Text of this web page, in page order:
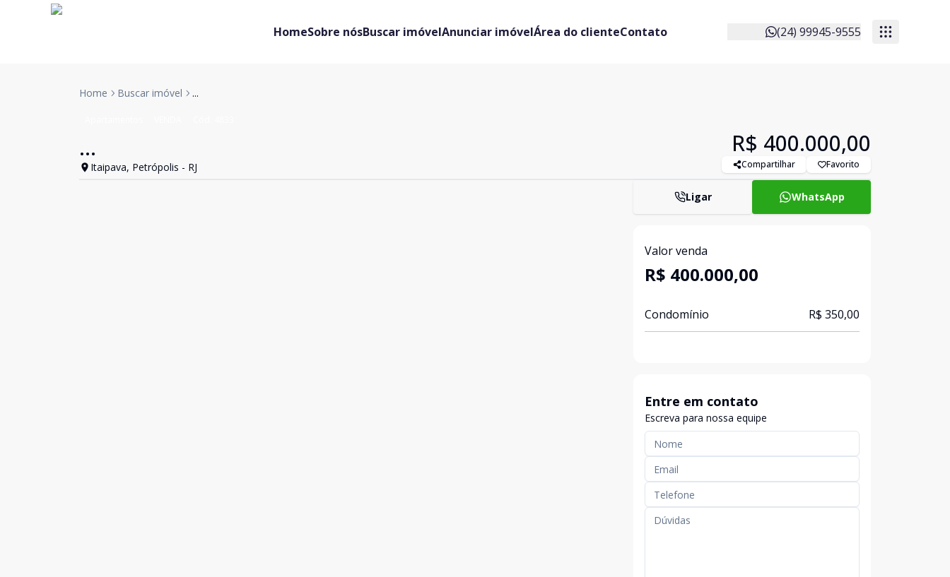
HomeSobre nósBuscar imóvelAnunciar imóvelÁrea do clienteContato (24) 99945-9555
Home Buscar imóvel ...
...
Itaipava, Petrópolis - RJ
R$ 400.000,00
Compartilhar Favorito
Ligar WhatsApp
Valor venda
R$ 400.000,00
Condomínio R$ 350,00
Entre em contato
Escreva para nossa equipe